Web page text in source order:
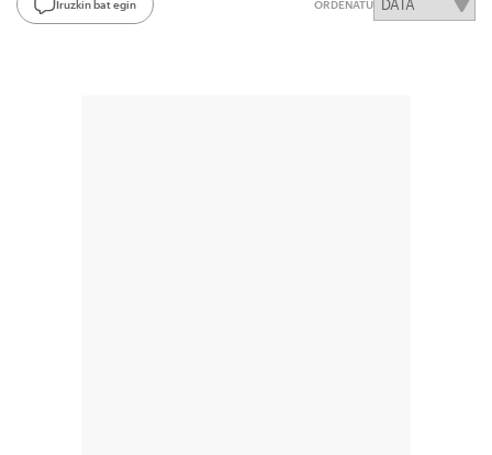
Iruzkin bat egin ORDENATU